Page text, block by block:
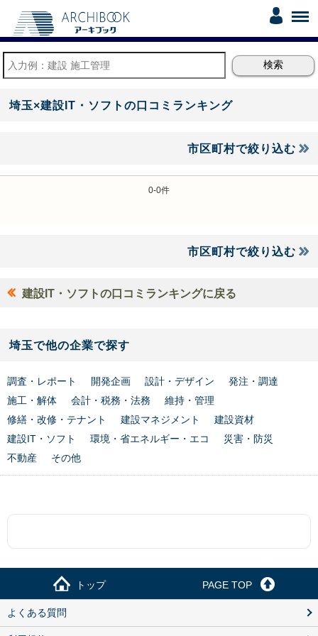
埼玉×建設IT・ソフトの口コミランキング
市区町村で絞り込む
0-0件
市区町村で絞り込む
建設IT・ソフトの口コミランキングに戻る
埼玉で他の企業で探す
調査・レポート 開発企画 設計・デザイン
発注・調達
施工・解体
会計・税務・法務
維持・管理
修繕・改修・テナント
建設マネジメント
建設資材
建設IT・ソフト
環境・省エネルギー・エコ
災害・防災
不動産
その他
トップ PAGE TOP
よくある質問